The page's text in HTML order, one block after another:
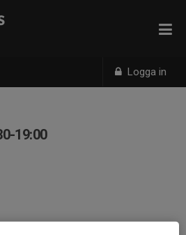
Logga in
19:00